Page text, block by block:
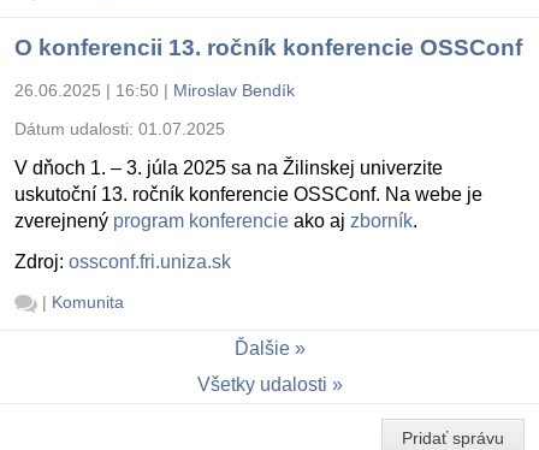
O konferencii 13. ročník konferencie OSSConf
26.06.2025 | 16:50 | Miroslav Bendík
Dátum udalosti: 01.07.2025
V dňoch 1. – 3. júla 2025 sa na Žilinskej univerzite
uskutoční 13. ročník konferencie OSSConf. Na webe je
zverejnený program konferencie ako aj zborník.
Zdroj: ossconf.fri.uniza.sk
| Komunita
Ďalšie
Všetky udalosti
Pridať správu